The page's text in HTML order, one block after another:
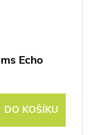
Echo
DO KOŠÍKU